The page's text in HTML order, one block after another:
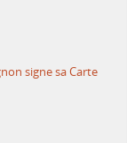
signe sa Carte